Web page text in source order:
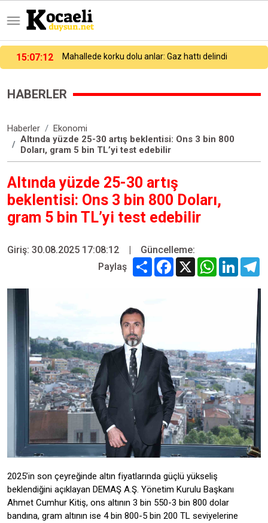
15:07:42
HABERLER
Haberler
Ekonomi
Altında yüzde 25-30 artış beklentisi: Ons 3 bin 800
Doları, gram 5 bin TL’yi test edebilir
Altında yüzde 25-30 artış
beklentisi: Ons 3 bin 800 Doları,
gram 5 bin TL’yi test edebilir
Giriş: 30.08.2025 17:08:12 |
Güncelleme:
Paylaş
Share Facebook
X WhatsApp
2025’in son çeyreğinde altın fiyatlarında güçlü yükseliş
beklendiğini açıklayan DEMAŞ A.Ş. Yönetim Kurulu Başkanı
Ahmet Cumhur Kitiş, ons altının 3 bin 550-3 bin 800 dolar
bandına, gram altının ise 4 bin 800-5 bin 200 TL seviyelerine